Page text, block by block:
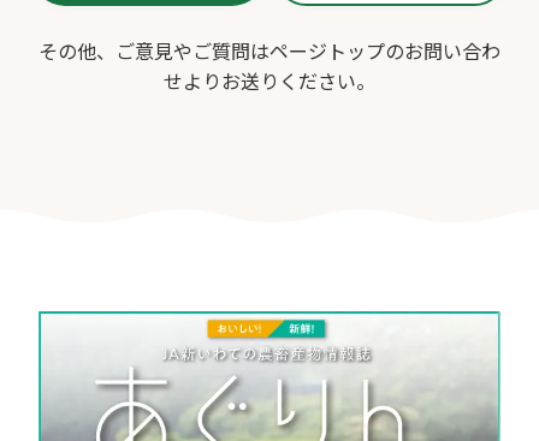
その他、ご意見やご質問はページトップのお問い合わ
せよりお送りください。